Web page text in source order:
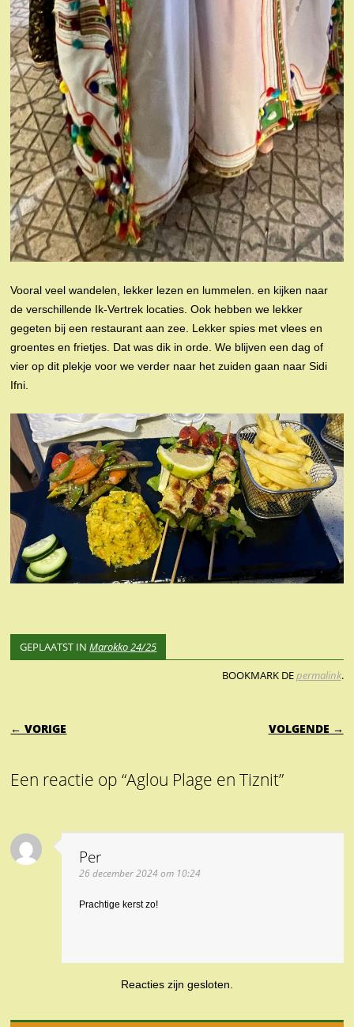
Vooral veel wandelen, lekker lezen en lummelen. en kijken naar
de verschillende Ik-Vertrek locaties. Ook hebben we lekker
gegeten bij een restaurant aan zee. Lekker spies met vlees en
groentes en frietjes. Dat was dik in orde. We blijven een dag of
vier op dit plekje voor we verder naar het zuiden gaan naar Sidi
Ifni.
GEPLAATST INMarokko 24/25
BOOKMARK DEpermalink.
BERICHTNAVIGATIE
← VORIGE VOLGENDE →
Een reactie op “Aglou Plage en Tiznit”
Per
26 december 2024 om 10:24
Prachtige kerst zo!
Reacties zijn gesloten.